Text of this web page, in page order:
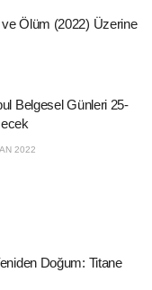
Ölüm (2022) Üzerine
Belgesel Günleri 25-
2022
Doğum: Titane